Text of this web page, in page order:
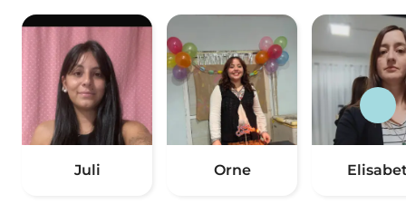
Juli Orne